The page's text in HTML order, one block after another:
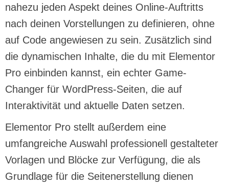
nahezu jeden Aspekt deines Online-Auftritts
nach deinen Vorstellungen zu definieren, ohne
auf Code angewiesen zu sein. Zusätzlich sind
die dynamischen Inhalte, die du mit Elementor
Pro einbinden kannst, ein echter Game-
Changer für WordPress-Seiten, die auf
Interaktivität und aktuelle Daten setzen.
Elementor Pro stellt außerdem eine
umfangreiche Auswahl professionell gestalteter
Vorlagen und Blöcke zur Verfügung, die als
Grundlage für die Seitenerstellung dienen